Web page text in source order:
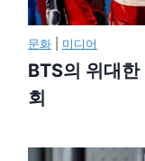
문화 미디어
BTS의 위대
회